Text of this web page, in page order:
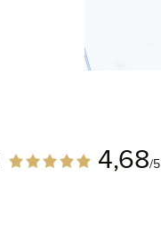
4,68/5